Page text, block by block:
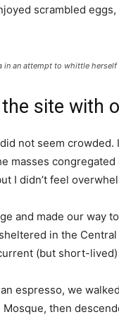
scrambled
in an attempt to whittle herself
site with
not seem crowded.
masses congregated
I didn’t feel
and made our way
in the Central
(but short-
espresso, we
then